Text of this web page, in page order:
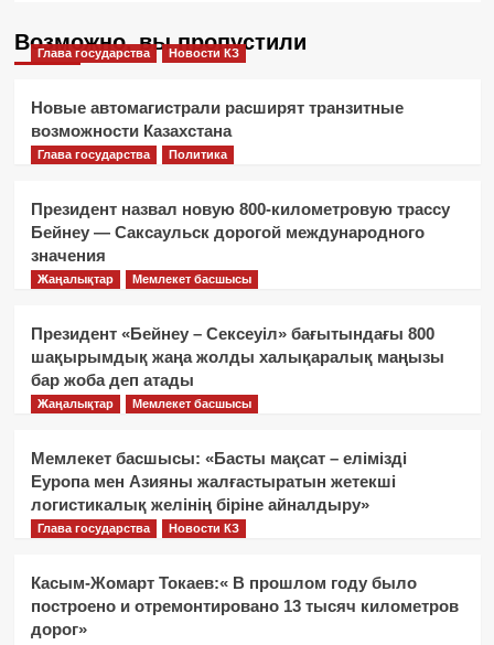
Возможно, вы пропустили
Глава государства Новости КЗ
Новые автомагистрали расширят транзитные
возможности Казахстана
Глава государства Политика
Президент назвал новую 800-километровую трассу
Бейнеу — Саксаульск дорогой международного
значения
Жаңалықтар Мемлекет басшысы
Президент «Бейнеу – Сексеуіл» бағытындағы 800
шақырымдық жаңа жолды халықаралық маңызы
бар жоба деп атады
Жаңалықтар Мемлекет басшысы
Мемлекет басшысы: «Басты мақсат – елімізді
Еуропа мен Азияны жалғастыратын жетекші
логистикалық желінің біріне айналдыру»
Глава государства Новости КЗ
Касым-Жомарт Токаев:« В прошлом году было
построено и отремонтировано 13 тысяч километров
дорог»